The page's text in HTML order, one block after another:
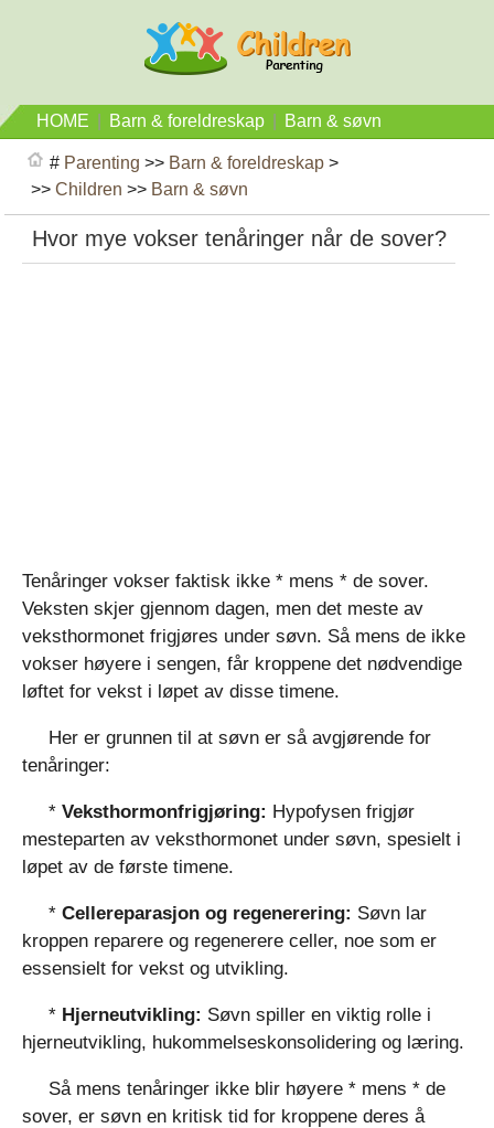
HOME Barn & foreldreskap Barn & søvn
# Parenting >> Barn & foreldreskap >
>>Children >> Barn & søvn
Hvor mye vokser tenåringer når de sover?
Tenåringer vokser faktisk ikke * mens * de sover.
Veksten skjer gjennom dagen, men det meste av
veksthormonet frigjøres under søvn. Så mens de ikke
vokser høyere i sengen, får kroppene det nødvendige
løftet for vekst i løpet av disse timene.
Her er grunnen til at søvn er så avgjørende for
tenåringer:
* Veksthormonfrigjøring: Hypofysen frigjør
mesteparten av veksthormonet under søvn, spesielt i
løpet av de første timene.
* Cellereparasjon og regenerering: Søvn lar
kroppen reparere og regenerere celler, noe som er
essensielt for vekst og utvikling.
* Hjerneutvikling: Søvn spiller en viktig rolle i
hjerneutvikling, hukommelseskonsolidering og læring.
Så mens tenåringer ikke blir høyere * mens * de
sover, er søvn en kritisk tid for kroppene deres å